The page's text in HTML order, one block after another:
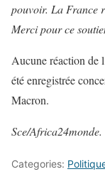
pouvoir. La France
Merci pour ce
Aucune réaction de
été enregistrée
Macron.
Sce/Africa24monde.
Categories: